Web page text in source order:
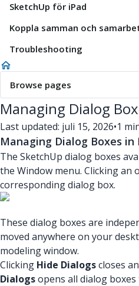
SketchUp för iPad
Koppla samman och
Troubleshooting
Browse pages
Managing Dialog
Last updated: juli 15, 2026•1
Managing Dialog Boxes in
The SketchUp dialog boxes
the Window menu. Clicking an
corresponding dialog box.
These dialog boxes are
moved anywhere on your
modeling window.
Clicking Hide Dialogscloses
Dialogsopens all dialog